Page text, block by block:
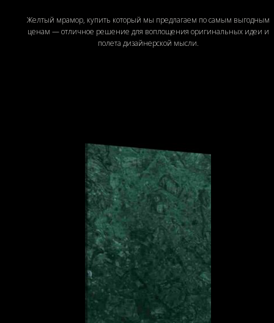
Желтый мрамор, купить который мы предлагаем по самым выгодным
ценам — отличное решение для воплощения оригинальных идеи и
полета дизайнерской мысли.